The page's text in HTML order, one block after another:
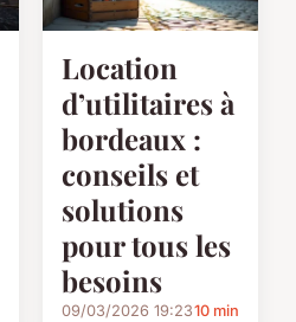
Location
d’utilitaires à
bordeaux :
conseils et
solutions
pour tous les
besoins
09/03/2026 19:2310 min